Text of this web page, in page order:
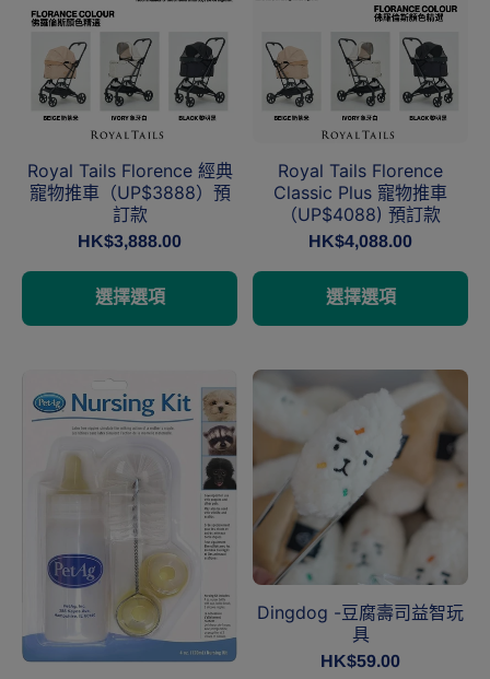
Royal Tails Florence 經典
寵物推車（UP$3888）預
訂款
HK$3,888.00
選擇選項
Royal Tails Florence
Classic Plus 寵物推車
（UP$4088) 預訂款
HK$4,088.00
選擇選項
Dingdog -豆腐壽司益智玩
具
HK$59.00